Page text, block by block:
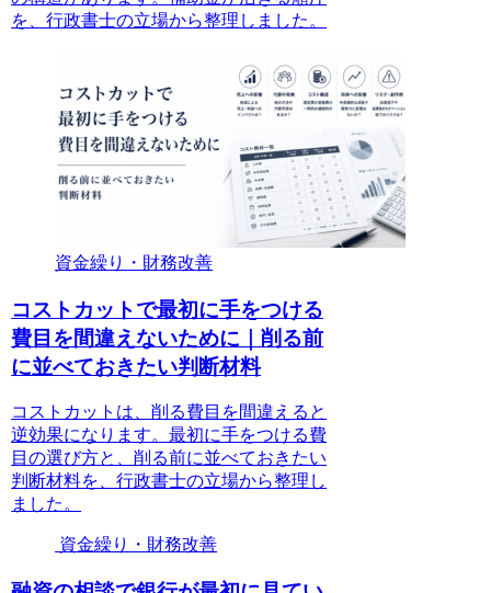
を、行政書士の立場から整理しました。
資金繰り・財務改善
コストカットで最初に手をつける
費目を間違えないために｜削る前
に並べておきたい判断材料
コストカットは、削る費目を間違えると
逆効果になります。最初に手をつける費
目の選び方と、削る前に並べておきたい
判断材料を、行政書士の立場から整理し
ました。
資金繰り・財務改善